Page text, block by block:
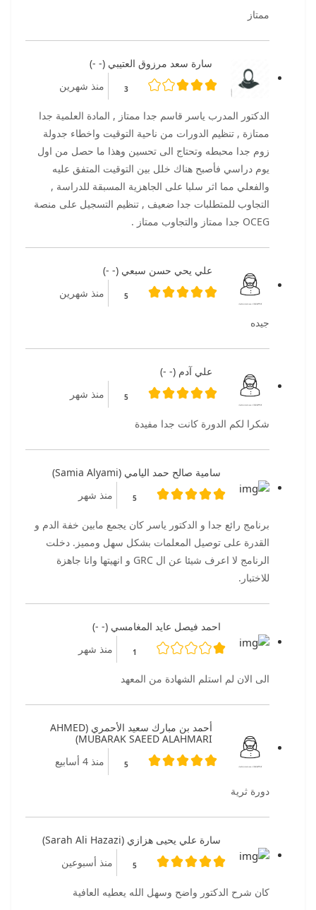
ممتاز
سارة سعد مرزوق العتيبي (- -)
3 منذ شهرين
الدكتور المدرب ياسر قاسم جدا ممتاز , المادة العلمية جدا
ممتازة , تنظيم الدورات من ناحية التوقيت واخطاء جدولة
زوم جدا محبطه وتحتاج الى تحسين وهذا ما حصل من اول
يوم دراسي فأصبح هناك خلل بين التوقيت المتفق عليه
والفعلي مما اثر سلبا على الجاهزية المسبقة للدراسة ,
التجاوب للمتطلبات جدا ضعيف , تنظيم التسجيل على منصة
OCEG جدا ممتاز والتجاوب ممتاز .
علي يحي حسن سبعي (- -)
5 منذ شهرين
جيده
علي آدم (- -)
5 منذ شهر
شكرا لكم الدورة كانت جدا مفيدة
سامية صالح حمد اليامي (Samia Alyami)
5 منذ شهر
برنامج رائع جدا و الدكتور ياسر كان يجمع مابين خفة الدم و
القدرة على توصيل المعلمات بشكل سهل ومميز. دخلت
الرنامج لا اعرف شيئا عن ال GRC و انهيتها وانا جاهزة
للاختبار.
احمد فيصل عايد المغامسي (- -)
1 منذ شهر
الى الان لم استلم الشهادة من المعهد
أحمد بن مبارك سعيد الأحمري (AHMED
MUBARAK SAEED ALAHMARI)
5 منذ 4 أسابيع
دورة ثرية
سارة علي يحيى هزازي (Sarah Ali Hazazi)
5 منذ أسبوعين
كان شرح الدكتور واضح وسهل الله يعطيه العافية